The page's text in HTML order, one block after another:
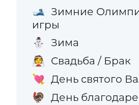
🎿 Зимние
игры
⛄ Зима
👰 Свадьба / Брак
💘 День святого
🦃 День